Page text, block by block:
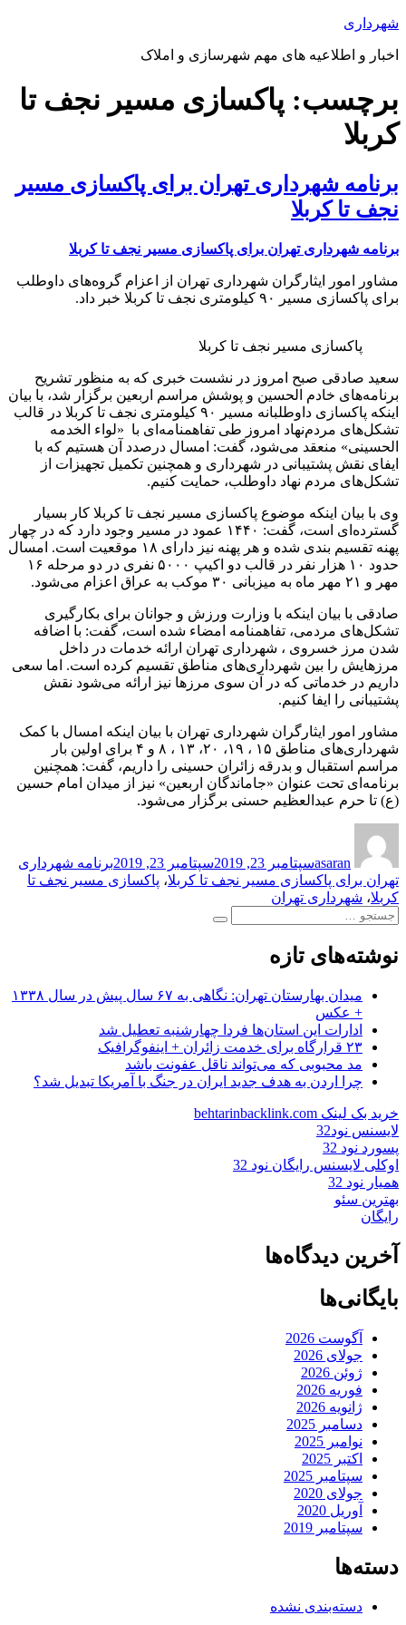
پرش
محتوا
شهرداری
اخبار و اطلاعیه های مهم شهرسازی و املاک
برچسب: پاکسازی مسیر نجف تا
کربلا
برنامه شهرداری تهران برای پاکسازی مسیر
نجف تا کربلا
برنامه شهرداری تهران برای پاکسازی مسیر نجف تا کربلا
مشاور امور ایثارگران شهرداری تهران از اعزام گروه‌های داوطلب
برای پاکسازی مسیر ۹۰ کیلومتری نجف تا کربلا خبر داد.
پاکسازی مسیر نجف تا کربلا
سعید صادقی صبح امروز در نشست خبری که به منظور تشریح
برنامه‌های خادم الحسین و پوشش مراسم اربعین برگزار شد، با بیان
اینکه پاکسازی داوطلبانه مسیر ۹۰ کیلومتری نجف تا کربلا در قالب
تشکل‌های مردم‌نهاد امروز طی تفاهمنامه‌ای با «لواء الخدمه
الحسینی» منعقد می‌شود، گفت: امسال درصدد آن هستیم که با
ایفای نقش پشتیبانی در شهرداری و همچنین تکمیل تجهیزات از
تشکل‌های مردم نهاد داوطلب، حمایت کنیم.
وی با بیان اینکه موضوع پاکسازی مسیر نجف تا کربلا کار بسیار
گسترده‌ای است، گفت: ۱۴۴۰ عمود در مسیر وجود دارد که در چهار
پهنه تقسیم بندی شده و هر پهنه نیز دارای ۱۸ موقعیت است. امسال
حدود ۱۰ هزار نفر در قالب دو اکیپ ۵۰۰۰ نفری در دو مرحله ۱۶
مهر و ۲۱ مهر ماه به میزبانی ۳۰ موکب به عراق اعزام می‌شود.
صادقی با بیان اینکه با وزارت ورزش و جوانان برای بکارگیری
تشکل‌های مردمی، تفاهمنامه امضاء شده است، گفت: با اضافه
شدن مرز خسروی ، شهرداری تهران ارائه خدمات در داخل
مرزهایش را بین شهرداری‌های مناطق تقسیم کرده است. اما سعی
داریم در خدماتی که در آن سوی مرزها نیز ارائه می‌شود نقش
پشتیبانی را ایفا کنیم.
مشاور امور ایثارگران شهرداری تهران با بیان اینکه امسال با کمک
شهرداری‌های مناطق ۱۵ ، ۱۹، ۲۰، ۱۳ ، ۸ و ۴ برای اولین بار
مراسم استقبال و بدرقه زائران حسینی را داریم، گفت: همچنین
برنامه‌ای تحت عنوان «جاماندگان اربعین» نیز از میدان امام حسین
(ع) تا حرم عبدالعظیم حسنی برگزار می‌شود.
asaranدر
سپتامبر 23, 2019 سپتامبر 23, 2019
برنامه شهرداری
تهران برای پاکسازی مسیر نجف تا کربلا، پاکسازی مسیر نجف تا
کربلا، شهرداری تهران
جستجو
جستجو
نوشته‌های تازه
میدان بهارستان تهران: نگاهی به ۶۷ سال پیش در سال ۱۳۳۸
+ عکس
ادارات این استان‌ها فردا چهارشنبه تعطیل شد
۲۳ قرارگاه برای خدمت زائران + اینفوگرافیک
مد محبوبی که می‌تواند ناقل عفونت باشد
چرا اردن به هدف جدید ایران در جنگ با آمریکا تبدیل شد؟
خرید بک لینک behtarinbacklink.com
لایسنس نود32
پسورد نود 32
اوکلی لایسنس رایگان نود 32
همیار نود 32
بهترین سئو
رایگان
آخرین دیدگاه‌ها
بایگانی‌ها
آگوست 2026
جولای 2026
ژوئن 2026
فوریه 2026
ژانویه 2026
دسامبر 2025
نوامبر 2025
اکتبر 2025
سپتامبر 2025
جولای 2020
آوریل 2020
سپتامبر 2019
دسته‌ها
دسته‌بندی نشده